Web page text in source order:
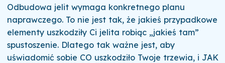
Odbudowa jelit wymaga konkretnego planu
naprawczego. To nie jest tak, że jakieś przypadkowe
elementy uszkodziły Ci jelita robiąc „jakieś tam”
spustoszenie. Dlatego tak ważne jest, aby
uświadomić sobie CO uszkodziło Twoje trzewia, i JAK